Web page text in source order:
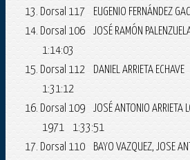
Dorsal 117 EUGENIO FERNÁNDEZ
Dorsal 106 JOSÉ RAMÓN
1:14:03
Dorsal 112 DANIEL ARRIETA
1:31:12
Dorsal 109 JOSÉ ANTONIO ARRIETA
1971 1:33:51
Dorsal 110 BAYO VAZQUEZ, JOSE